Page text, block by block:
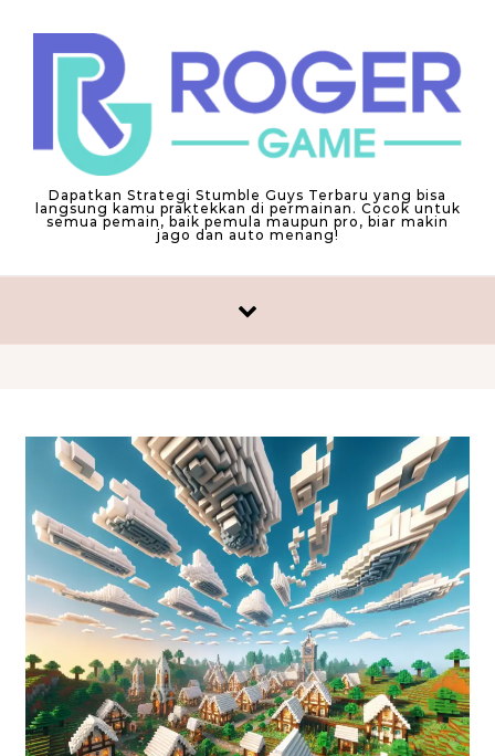
Dapatkan Strategi Stumble Guys Terbaru yang bisa
langsung kamu praktekkan di permainan. Cocok untuk
semua pemain, baik pemula maupun pro, biar makin
jago dan auto menang!